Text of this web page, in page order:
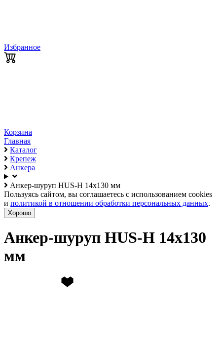
Избранное
Корзина
Главная
Каталог
Крепеж
Анкера
Анкер-шуруп HUS-H 14х130 мм
Пользуясь сайтом, вы соглашаетесь с использованием cookies
и политикой в отношении обработки персональных данных.
Хорошо
Анкер-шуруп HUS-H 14х130
мм